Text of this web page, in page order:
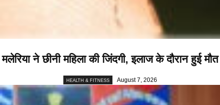
मलेरिया ने छीनी महिला की जिंदगी, इलाज के दौरान हुई मौत
HEALTH & FITNESS August 7, 2026